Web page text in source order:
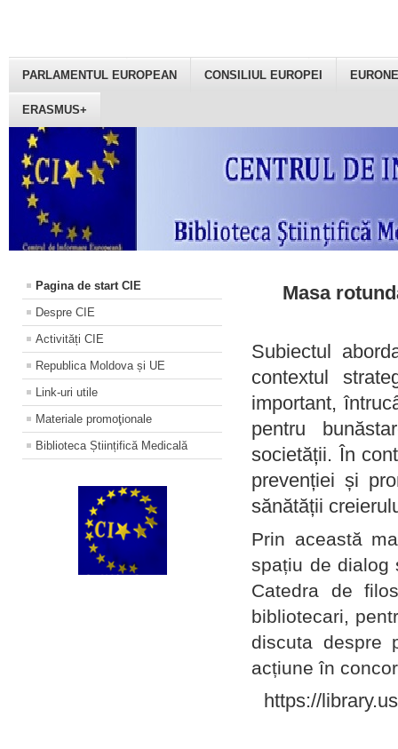
PARLAMENTUL EUROPEAN CONSILIUL EUROPEI
ERASMUS+
Pagina de start CIE
Despre CIE
Activități CIE
Republica Moldova și UE
Link-uri utile
Materiale promoţionale
Biblioteca Științifică Medicală
Masa
Subiectul
contextul
important,
pentru
societății. În
prevenției și
sănătății
Prin această
spațiu de dialog
Catedra de
bibliotecari,
discuta despre
acțiune în
https://